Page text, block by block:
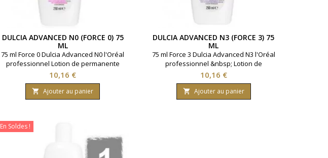
DULCIA ADVANCED N0 (FORCE 0) 75
ML
75 ml Force 0 Dulcia Advanced N0 l'Oréal
professionnel Lotion de permanente
longue durée idéal cheveux résistants à
naturels
Prix
10,16 €
 Ajouter au panier
DULCIA ADVANCED N3 (FORCE 3) 75
ML
75 ml Force 3 Dulcia Advanced N3 l'Oréal
professionnel &nbsp; Lotion de
permanente longue durée idéal cheveux
très sensibilisés
Prix
10,16 €
 Ajouter au panier
En Soldes !